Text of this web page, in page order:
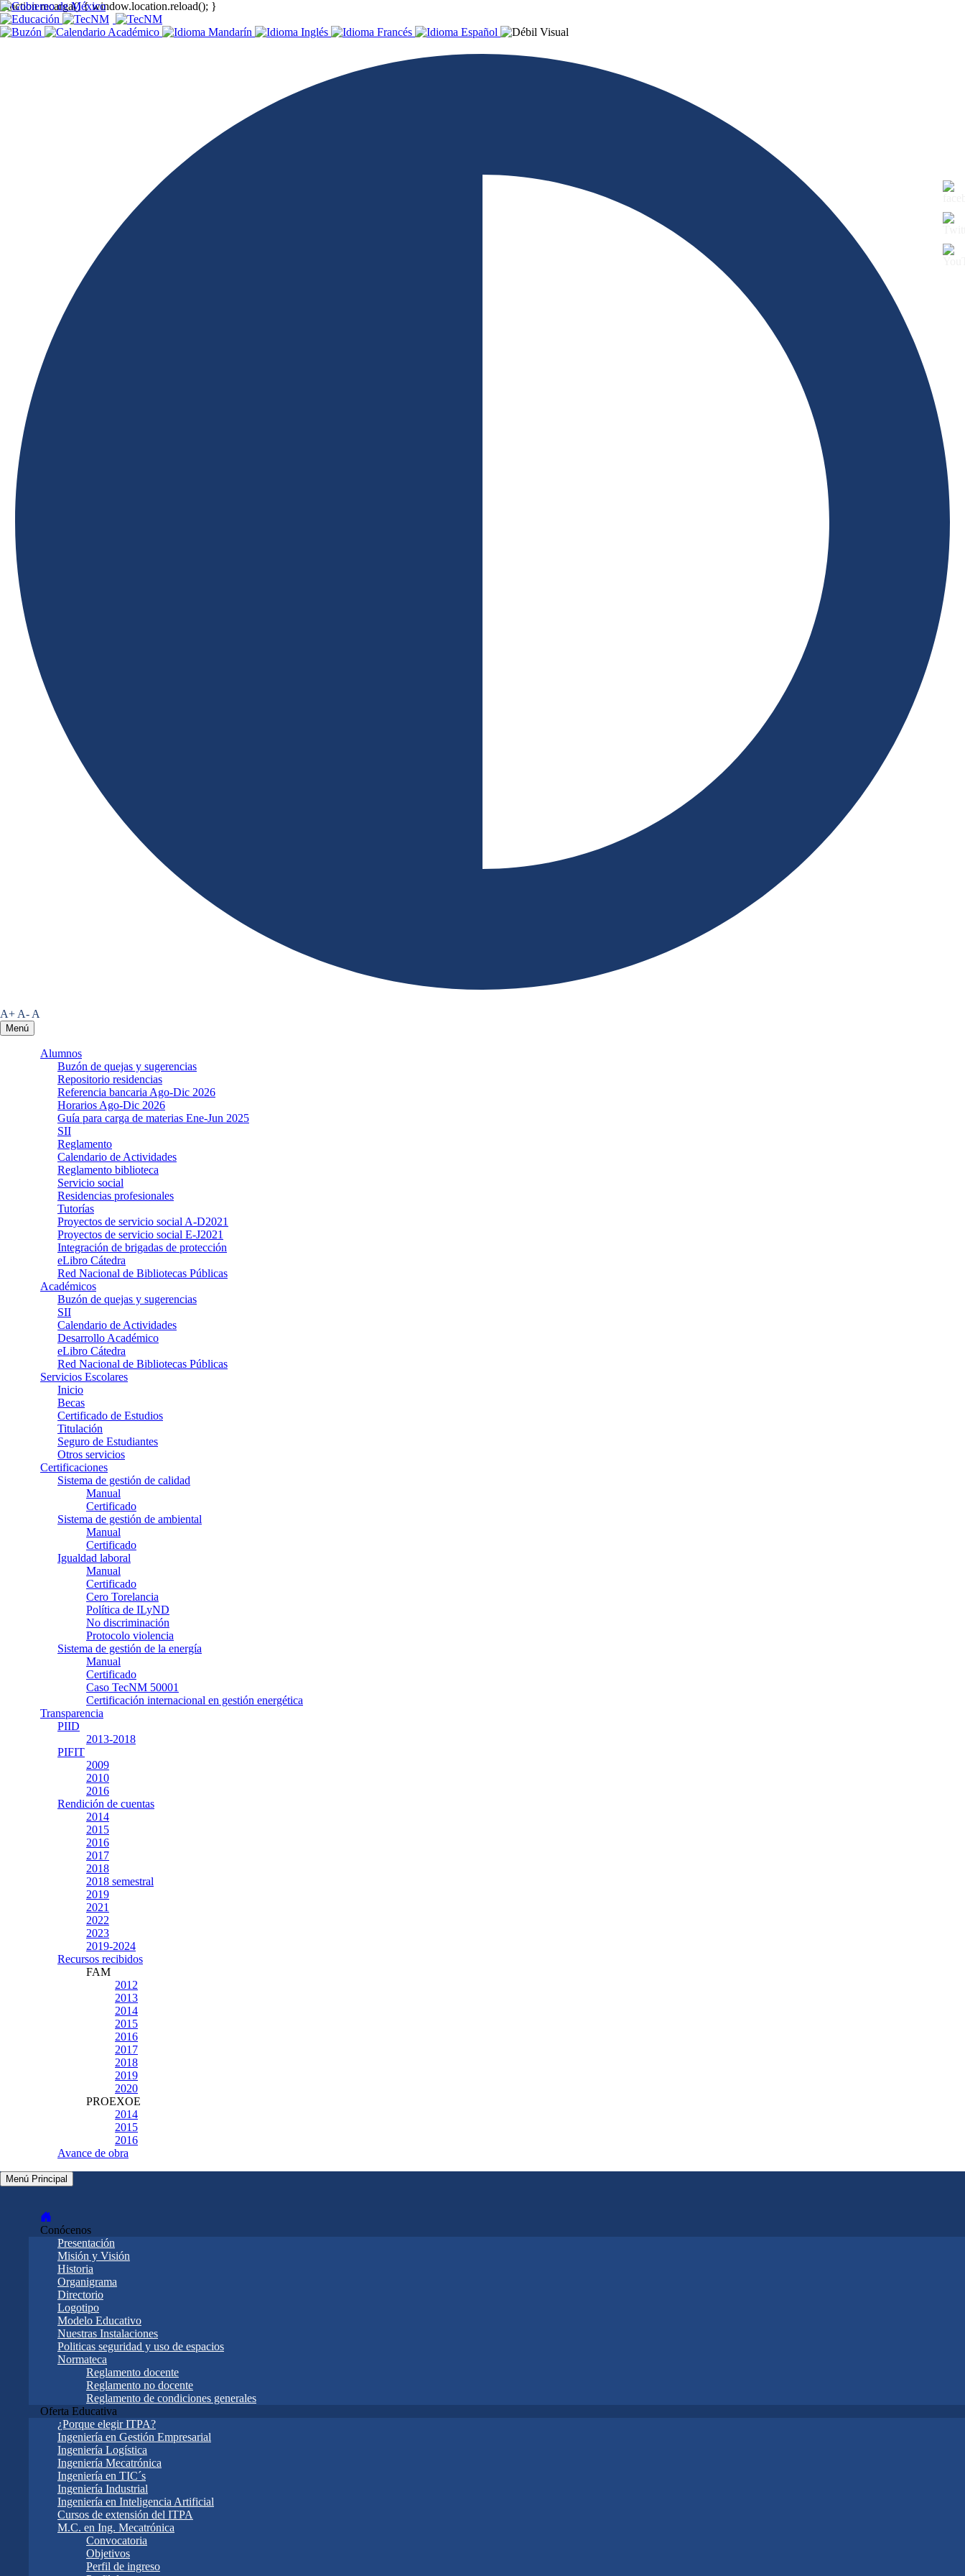
function recarga() { window.location.reload(); }
A+ A- A
Menú
Alumnos
Buzón de quejas y sugerencias
Repositorio residencias
Referencia bancaria Ago-Dic 2026
Horarios Ago-Dic 2026
Guía para carga de materias Ene-Jun 2025
SII
Reglamento
Calendario de Actividades
Reglamento biblioteca
Servicio social
Residencias profesionales
Tutorías
Proyectos de servicio social A-D2021
Proyectos de servicio social E-J2021
Integración de brigadas de protección
eLibro Cátedra
Red Nacional de Bibliotecas Públicas
Académicos
Buzón de quejas y sugerencias
SII
Calendario de Actividades
Desarrollo Académico
eLibro Cátedra
Red Nacional de Bibliotecas Públicas
Servicios Escolares
Inicio
Becas
Certificado de Estudios
Titulación
Seguro de Estudiantes
Otros servicios
Certificaciones
Sistema de gestión de calidad
Manual
Certificado
Sistema de gestión de ambiental
Manual
Certificado
Igualdad laboral
Manual
Certificado
Cero Torelancia
Política de ILyND
No discriminación
Protocolo violencia
Sistema de gestión de la energía
Manual
Certificado
Caso TecNM 50001
Certificación internacional en gestión energética
Transparencia
PIID
2013-2018
PIFIT
2009
2010
2016
Rendición de cuentas
2014
2015
2016
2017
2018
2018 semestral
2019
2021
2022
2023
2019-2024
Recursos recibidos
FAM
2012
2013
2014
2015
2016
2017
2018
2019
2020
PROEXOE
2014
2015
2016
Avance de obra
Menú Principal
Conócenos
Presentación
Misión y Visión
Historia
Organigrama
Directorio
Logotipo
Modelo Educativo
Nuestras Instalaciones
Politicas seguridad y uso de espacios
Normateca
Reglamento docente
Reglamento no docente
Reglamento de condiciones generales
Oferta Educativa
¿Porque elegir ITPA?
Ingeniería en Gestión Empresarial
Ingeniería Logística
Ingeniería Mecatrónica
Ingeniería en TIC´s
Ingeniería Industrial
Ingeniería en Inteligencia Artificial
Cursos de extensión del ITPA
M.C. en Ing. Mecatrónica
Convocatoria
Objetivos
Perfil de ingreso